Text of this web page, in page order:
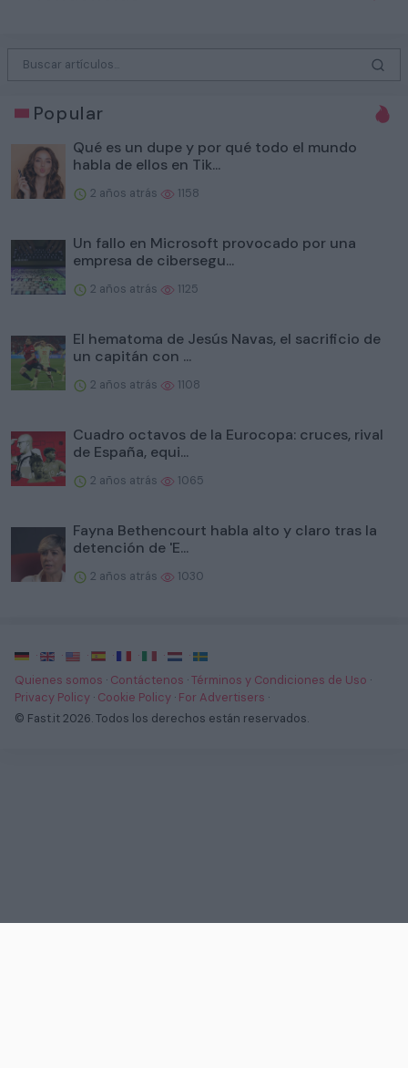
Popular
Qué es un dupe y por qué todo el mundo
habla de ellos en Tik...
2 años atrás 1158
Un fallo en Microsoft provocado por una
empresa de cibersegu...
2 años atrás 1125
El hematoma de Jesús Navas, el sacrificio de
un capitán con ...
2 años atrás 1108
Cuadro octavos de la Eurocopa: cruces, rival
de España, equi...
2 años atrás 1065
Fayna Bethencourt habla alto y claro tras la
detención de 'E...
2 años atrás 1030
· · · · · ·
·
Quienes somos · Contáctenos ·Términos y Condiciones de Uso ·
Privacy Policy · Cookie Policy · For Advertisers ·
© Fast.it 2026. Todos los derechos están reservados.